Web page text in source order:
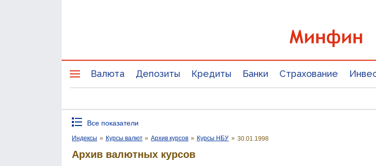
Валюта Депозиты Кредиты Банки Страхование
Все показатели
Индексы » Курсы валют » Архив курсов » Курсы НБУ » 30.01.1998
Архив валютных курсов